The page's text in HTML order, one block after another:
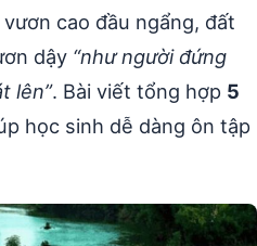
cao đầu ngẩng, đất
dậy “như người đứng
lên”. Bài viết tổng hợp 5
học sinh dễ dàng ôn tập